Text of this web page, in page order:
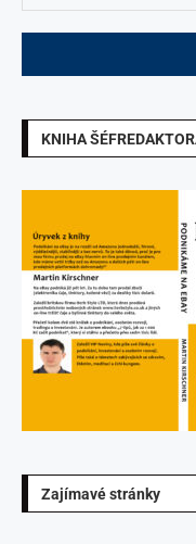
KNIHA
Zajímavé stránky